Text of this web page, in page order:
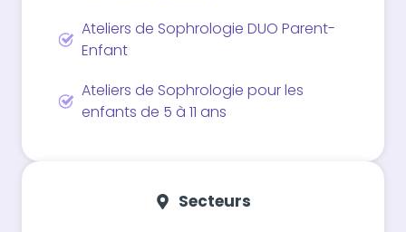
Ateliers de Sophrologie DUO Parent-
Enfant
Ateliers de Sophrologie pour les
enfants de 5 à 11 ans
Secteurs